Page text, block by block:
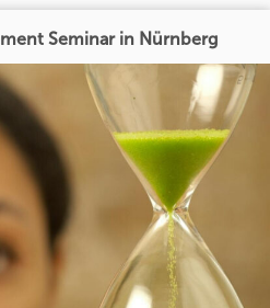
Seminar in Nürnberg